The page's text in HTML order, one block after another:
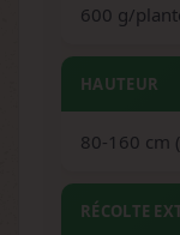
600 g/
HAUTEUR
80-160 cm
RÉCOLTE